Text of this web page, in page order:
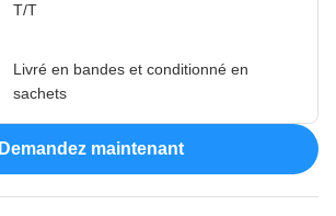
T/T
Livré en bandes et conditionné en
sachets
Demandez maintenant